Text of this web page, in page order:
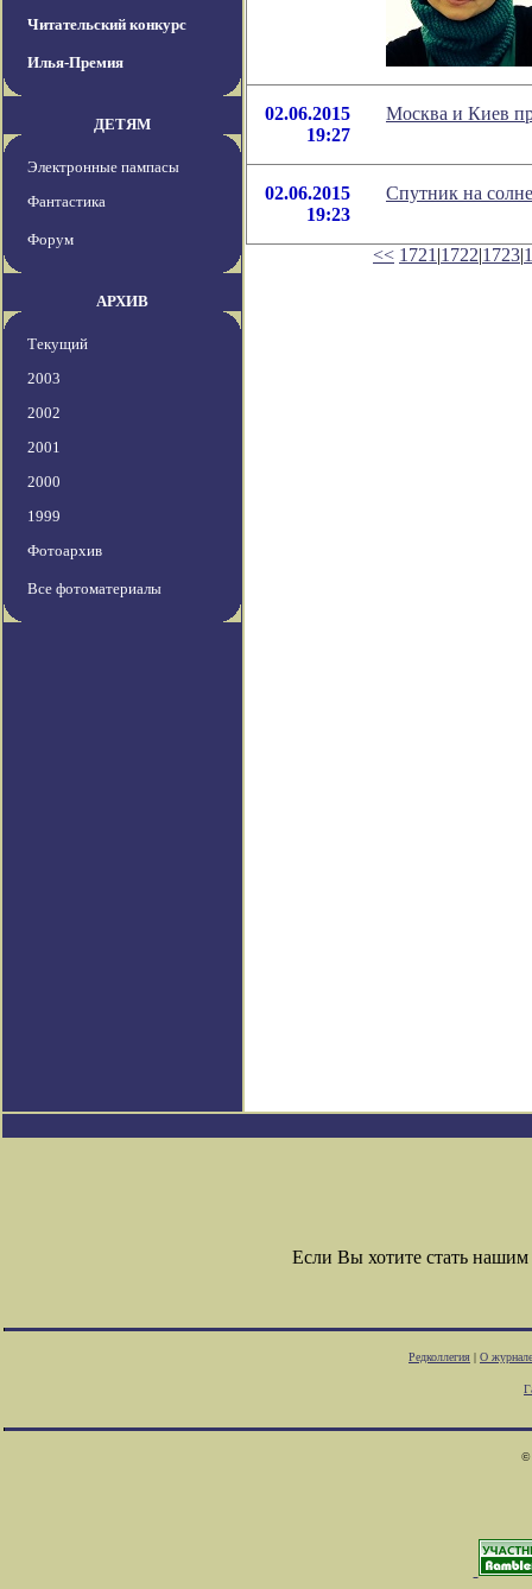
Читательский конкурс
Илья-Премия
ДЕТЯМ
Электронные пампасы
Фантастика
Форум
АРХИВ
Текущий
2003
2002
2001
2000
1999
Фотоархив
Все фотоматериалы
02.06.2015
19:27
Москва и Киев
02.06.2015
19:23
Спутник на
<< 1721 |1722|1723|
Если Вы хотите стать
Редколлегия | О журнале
©